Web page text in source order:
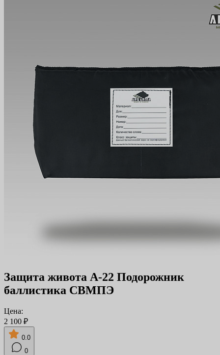
Защита живота А-22 Подорожник
баллистика СВМПЭ
Цена:
2 100 ₽
0.0
0